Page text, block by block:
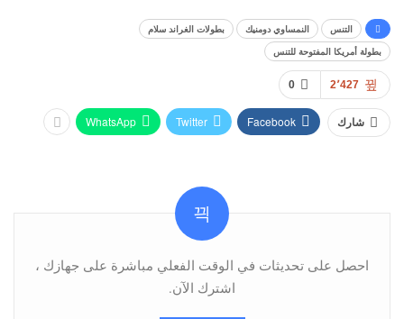
التنس النمساوي دومنيك
بطولات الغراند سلام
بطولة أمريكا المفتوحة للتنس
0 2٬427
شارك Facebook
Twitter
WhatsApp
احصل على تحديثات في الوقت الفعلي مباشرة على جهازك ،
اشترك الآن.